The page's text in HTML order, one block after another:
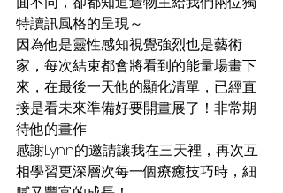
特讀訊風格的呈現～
因為他是靈性感知視覺強烈也是藝術
家，每次結束都會將看到的能量場畫下
來，在最後一天他的顯化清單，已經直
接是看未來準備好要開畫展了！非常期
待他的畫作
感謝Lynn的邀請讓我在三天裡，再次互
相學習更深層次每一個療癒技巧時，細